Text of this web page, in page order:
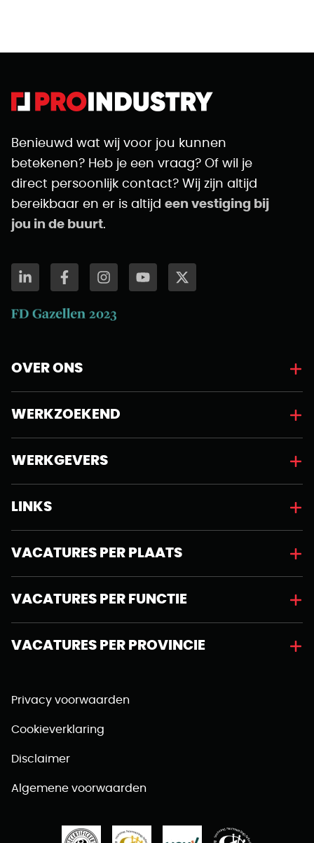
Benieuwd wat wij voor jou kunnen
betekenen? Heb je een vraag? Of wil je
direct persoonlijk contact? Wij zijn altijd
bereikbaar en er is altijd een vestiging bij
jou in de buurt.
OVER ONS
WERKZOEKEND
WERKGEVERS
LINKS
VACATURES PER PLAATS
VACATURES PER FUNCTIE
VACATURES PER PROVINCIE
Privacy voorwaarden
Cookieverklaring
Disclaimer
Algemene voorwaarden